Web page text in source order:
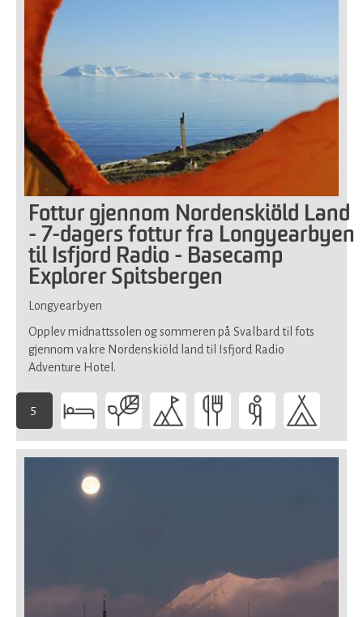
Fottur gjennom Nordenskiöld Land
- 7-dagers fottur fra Longyearbyen
til Isfjord Radio - Basecamp
Explorer Spitsbergen
Longyearbyen
Opplev midnattssolen og sommeren på Svalbard til fots
gjennom vakre Nordenskiöld land til Isfjord Radio
Adventure Hotel.
5
-
Denne
gjennomsnittet